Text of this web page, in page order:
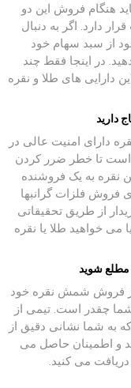
هنگام فروش این دو
دارد. اگر به دنبال
از سبد سهام خود
در اینجا فقط چند
دارایی های طلا و نقره
دارای امنیت عالی در
تا خطر ضرر کردن
نقره به یک فروشنده
فروش فلزات گرانبها
از طریق تحقیقاتی
می خواهید طلا یا نقره
از فروش شمش نقره خود
چقدر است. تیمی از
به شما نشانی دقیق از
و اطمینان حاصل می
می ‌کنید.